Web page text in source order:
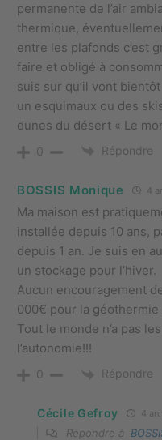
permanente de l’air
thermique,
entre les plafonds c’est
faire et obligé à
suis sur qu’il vont
un esquimaux ou des
dunes du désert « Le
0 Répondre
BOSSIS Monique 4
Ma maison est
installée depuis 10 ans,
depuis 1 an. Je suis en
un stockage pour l’hiver.
Aucun encouragement
000€ pour la
Tout le monde n’a pas
l’autonomie!!!
0 Répondre
Cécile Gefroy 4
Répondre à